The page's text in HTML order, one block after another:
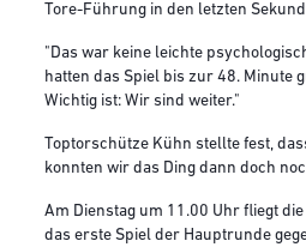
Tore-Führung in den letzten
"Das war keine leichte
hatten das Spiel bis zur 48. Minute
Wichtig ist: Wir sind weiter."
Toptorschütze Kühn stellte fest,
konnten wir das Ding dann doch
Am Dienstag um 11.00 Uhr fliegt
das erste Spiel der Hauptrunde